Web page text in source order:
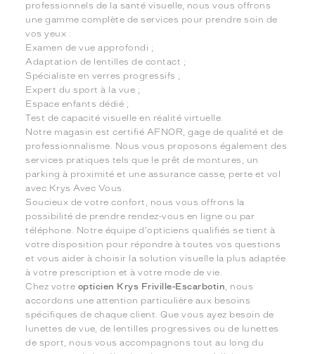
professionnels de la santé visuelle, nous vous offrons
une gamme complète de services pour prendre soin de
vos yeux :
Examen de vue approfondi ;
Adaptation de lentilles de contact ;
Spécialiste en verres progressifs ;
Expert du sport à la vue ;
Espace enfants dédié ;
Test de capacité visuelle en réalité virtuelle.
Notre magasin est certifié AFNOR, gage de qualité et de
professionnalisme. Nous vous proposons également des
services pratiques tels que le prêt de montures, un
parking à proximité et une assurance casse, perte et vol
avec Krys Avec Vous.
Soucieux de votre confort, nous vous offrons la
possibilité de prendre rendez-vous en ligne ou par
téléphone. Notre équipe d'opticiens qualifiés se tient à
votre disposition pour répondre à toutes vos questions
et vous aider à choisir la solution visuelle la plus adaptée
à votre prescription et à votre mode de vie.
Chez votre opticien Krys Friville-Escarbotin, nous
accordons une attention particulière aux besoins
spécifiques de chaque client. Que vous ayez besoin de
lunettes de vue, de lentilles progressives ou de lunettes
de sport, nous vous accompagnons tout au long du